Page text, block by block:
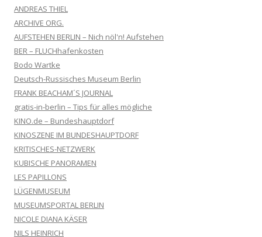
ANDREAS THIEL
ARCHIVE ORG.
AUFSTEHEN BERLIN – Nich nöl'n! Aufstehen
BER – FLUCHhafenkosten
Bodo Wartke
Deutsch-Russisches Museum Berlin
FRANK BEACHAM´S JOURNAL
gratis-in-berlin – Tips für alles mögliche
KINO.de – Bundeshauptdorf
KINOSZENE IM BUNDESHAUPTDORF
KRITISCHES-NETZWERK
KUBISCHE PANORAMEN
LES PAPILLONS
LÜGENMUSEUM
MUSEUMSPORTAL BERLIN
NICOLE DIANA KÄSER
NILS HEINRICH